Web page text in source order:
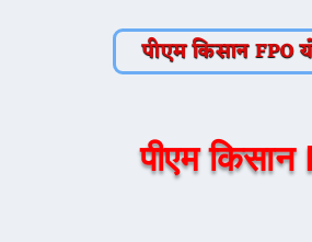
पीएम किसान FPO
पीएम